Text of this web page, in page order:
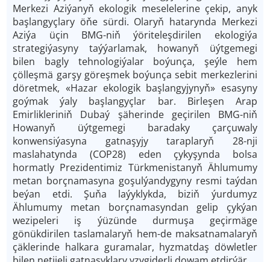
Merkezi Aziýanyň ekologik meselelerine çekip, anyk
başlangyçlary öňe sürdi. Olaryň hatarynda Merkezi
Aziýa üçin BMG-niň ýöriteleşdirilen ekologiýa
strategiýasyny taýýarlamak, howanyň üýtgemegi
bilen bagly tehnologiýalar boýunça, şeýle hem
çölleşmä garşy göreşmek boýunça sebit merkezlerini
döretmek, «Hazar ekologik başlangyjynyň» esasyny
goýmak ýaly başlangyçlar bar. Birleşen Arap
Emirlikleriniň Dubaý şäherinde geçirilen BMG-niň
Howanyň üýtgemegi baradaky çarçuwaly
konwensiýasyna gatnaşyjy taraplaryň 28-nji
maslahatynda (COP28) eden çykyşynda bolsa
hormatly Prezidentimiz Türkmenistanyň Ählumumy
metan borçnamasyna goşulýandygyny resmi taýdan
beýan etdi. Şuňa laýyklykda, biziň ýurdumyz
Ählumumy metan borçnamasyndan gelip çykýan
wezipeleri iş ýüzünde durmuşa geçirmäge
gönükdirilen taslamalaryň hem-de maksatnamalaryň
çäklerinde halkara guramalar, hyzmatdaş döwletler